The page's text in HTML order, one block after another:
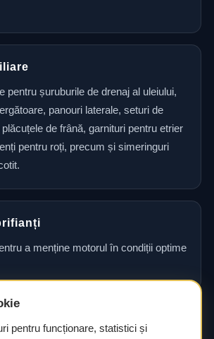
pentru șuruburile de drenaj al uleiului,
panouri laterale, seturi de
de frână, garnituri pentru etrier
pentru roți, precum și simeringuri
a menține motorul în condiții optime
asistență tehnică
pentru funcționare, statistici și